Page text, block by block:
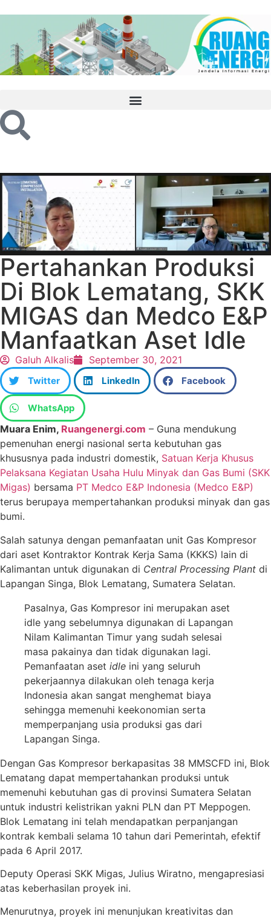
Pertahankan Produksi
Di Blok Lematang, SKK
MIGAS dan Medco E&P
Manfaatkan Aset Idle
Galuh Alkalis September 30, 2021
Twitter LinkedIn Facebook
WhatsApp
Muara Enim, Ruangenergi.com – Guna mendukung
pemenuhan energi nasional serta kebutuhan gas
khususnya pada industri domestik, Satuan Kerja Khusus
Pelaksana Kegiatan Usaha Hulu Minyak dan Gas Bumi (SKK
Migas) bersama PT Medco E&P Indonesia (Medco E&P)
terus berupaya mempertahankan produksi minyak dan gas
bumi.
Salah satunya dengan pemanfaatan unit Gas Kompresor
dari aset Kontraktor Kontrak Kerja Sama (KKKS) lain di
Kalimantan untuk digunakan di Central Processing Plant di
Lapangan Singa, Blok Lematang, Sumatera Selatan.
Pasalnya, Gas Kompresor ini merupakan aset
idle yang sebelumnya digunakan di Lapangan
Nilam Kalimantan Timur yang sudah selesai
masa pakainya dan tidak digunakan lagi.
Pemanfaatan aset idle ini yang seluruh
pekerjaannya dilakukan oleh tenaga kerja
Indonesia akan sangat menghemat biaya
sehingga memenuhi keekonomian serta
memperpanjang usia produksi gas dari
Lapangan Singa.
Dengan Gas Kompresor berkapasitas 38 MMSCFD ini, Blok
Lematang dapat mempertahankan produksi untuk
memenuhi kebutuhan gas di provinsi Sumatera Selatan
untuk industri kelistrikan yakni PLN dan PT Meppogen.
Blok Lematang ini telah mendapatkan perpanjangan
kontrak kembali selama 10 tahun dari Pemerintah, efektif
pada 6 April 2017.
Deputy Operasi SKK Migas, Julius Wiratno, mengapresiasi
atas keberhasilan proyek ini.
Menurutnya, proyek ini menunjukan kreativitas dan